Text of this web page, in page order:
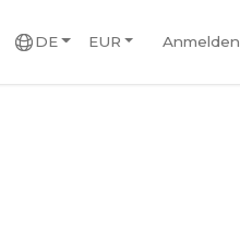
DE EUR Anmelden